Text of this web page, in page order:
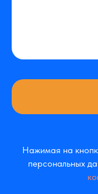
Нажимая на
персональных